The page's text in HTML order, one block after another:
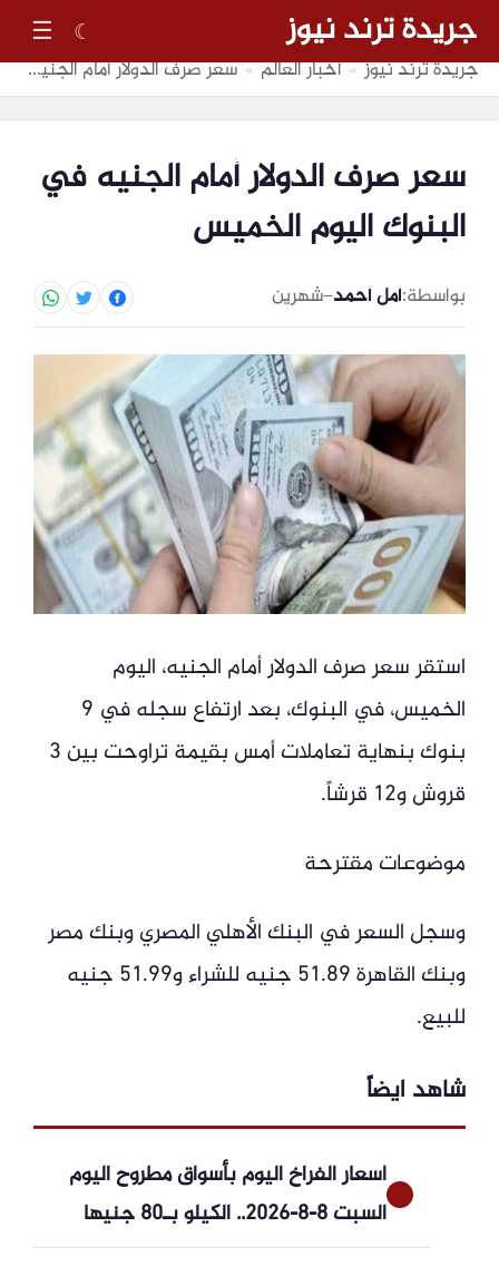
جريدة ترند نيوز ☾
☰
جريدة ترند نيوز » أخبار العالم » سعر صرف الدولار أمام الجنيه في البنوك اليوم الخميس
سعر صرف الدولار أمام الجنيه في
البنوك اليوم الخميس
بواسطة:أمل أحمد–شهرين
استقر سعر صرف الدولار أمام الجنيه، اليوم
الخميس، في البنوك، بعد ارتفاع سجله في 9
بنوك بنهاية تعاملات أمس بقيمة تراوحت بين 3
قروش و12 قرشاً.
موضوعات مقترحة
وسجل السعر في البنك الأهلي المصري وبنك مصر
وبنك القاهرة 51.89 جنيه للشراء و51.99 جنيه
للبيع.
شاهد ايضاً
أسعار الفراخ اليوم بأسواق مطروح اليوم
السبت 8-8-2026.. الكيلو بـ80 جنيها